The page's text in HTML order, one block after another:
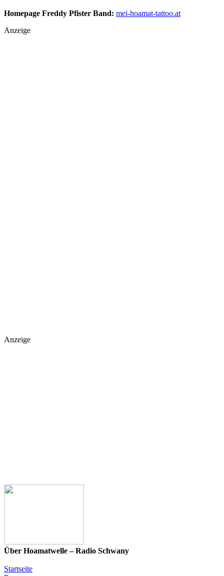
Homepage Freddy Pfister Band: mei-hoamat-tattoo.at
Anzeige
Anzeige
Über Hoamatwelle – Radio Schwany
Startseite